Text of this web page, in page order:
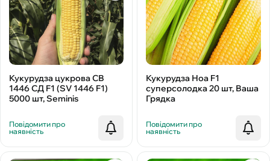
Кукурудза цукрова СВ
1446 СД F1 (SV 1446 F1)
5000 шт, Seminis
Повідомити про
наявність
Кукурудза Ноа F1
суперсолодка 20 шт, Ваша
Грядка
Повідомити про
наявність